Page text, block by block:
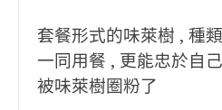
套餐形式的味萊樹 , 種
一同用餐 , 更能忠於自
被味萊樹圈粉了